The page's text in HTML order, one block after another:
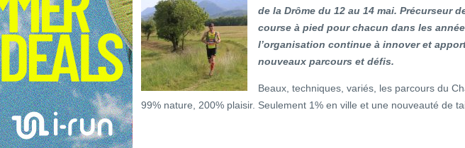
de la Drôme du 12 au 14 mai. Précurseur
course à pied pour chacun dans les
l’organisation continue à innover et
nouveaux parcours et défis.
Beaux, techniques, variés, les parcours du
99% nature, 200% plaisir. Seulement 1% en ville et une nouveauté de